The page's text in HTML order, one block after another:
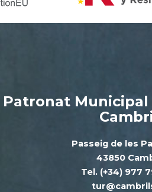
Patronat
Passeig de les
43850
Tel. (+34) 977